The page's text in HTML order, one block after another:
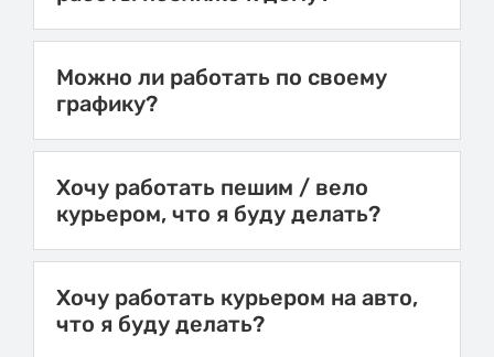
Можно ли работать по своему
графику?
Хочу работать пешим / вело
курьером, что я буду делать?
Хочу работать курьером на авто,
что я буду делать?